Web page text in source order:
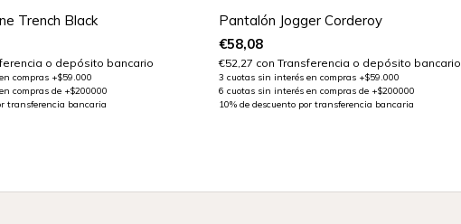
Trench Black
o depósito bancario
Pantalón Jogger Corderoy
€58,08
€52,27 con Transferencia o depósito bancario